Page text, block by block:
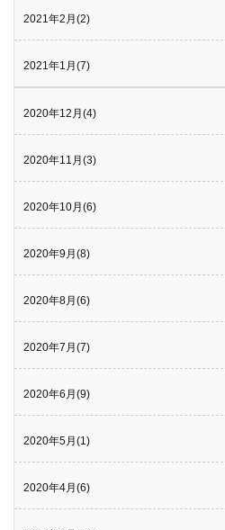
2021年2月(2)
2021年1月(7)
2020年12月(4)
2020年11月(3)
2020年10月(6)
2020年9月(8)
2020年8月(6)
2020年7月(7)
2020年6月(9)
2020年5月(1)
2020年4月(6)